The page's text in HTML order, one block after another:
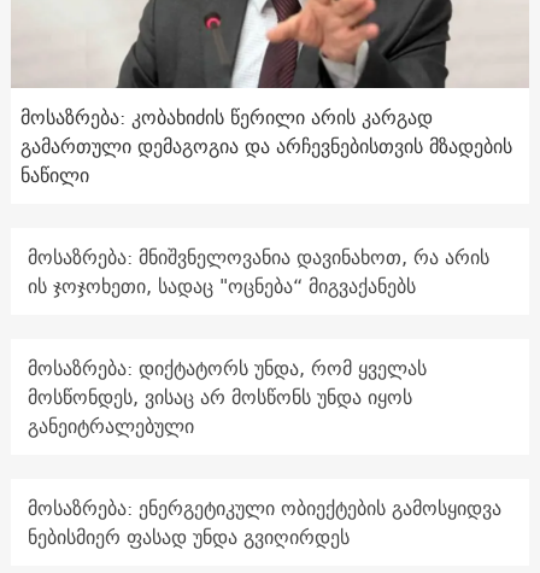
მოსაზრება: კობახიძის წერილი არის კარგად
გამართული დემაგოგია და არჩევნებისთვის მზადების
ნაწილი
მოსაზრება: მნიშვნელოვანია დავინახოთ, რა არის
ის ჯოჯოხეთი, სადაც "ოცნება“ მიგვაქანებს
მოსაზრება: დიქტატორს უნდა, რომ ყველას
მოსწონდეს, ვისაც არ მოსწონს უნდა იყოს
განეიტრალებული
მოსაზრება: ენერგეტიკული ობიექტების გამოსყიდვა
ნებისმიერ ფასად უნდა გვიღირდეს